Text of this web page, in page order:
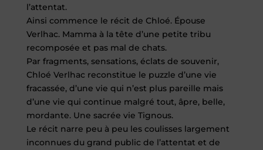
l’attentat.
Ainsi commence le récit de Chloé. Épouse
Verlhac. Mamma à la tête d’une petite tribu
recomposée et pas mal de chats.
Par fragments, sensations, éclats de souvenir,
Chloé Verlhac reconstitue le puzzle d’une vie
fracassée, d’une vie qui n’est plus pareille mais
d’une vie qui continue malgré tout, âpre, belle,
mordante. Une sacrée vie Tignous.
Le récit narre peu à peu les coulisses largement
inconnues du grand public de l’attentat et de